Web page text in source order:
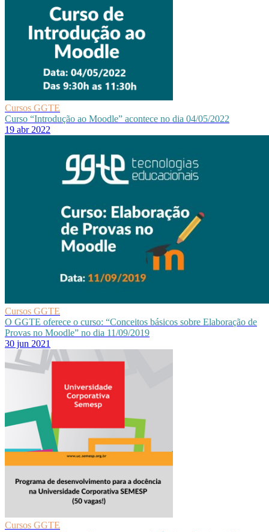
Cursos GGTE
Curso “Introdução ao Moodle” acontece no dia 04/05/2022
19 abr 2022
Cursos GGTE
O GGTE oferece o curso: “Conceitos básicos sobre Elaboração de
Provas no Moodle” no dia 11/09/2019
30 jun 2021
Cursos GGTE